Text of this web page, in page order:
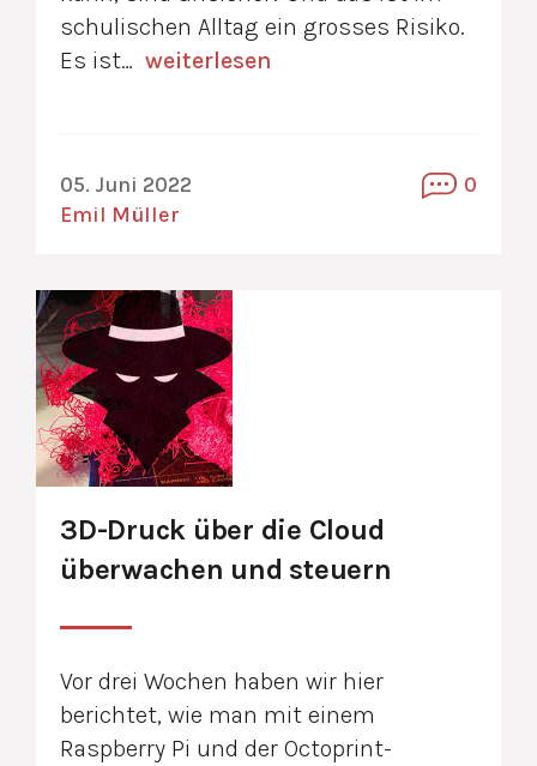
schulischen Alltag ein grosses Risiko.
Es ist… weiterlesen
05. Juni 2022
Emil Müller
0
3D-Druck über die Cloud
überwachen und steuern
Vor drei Wochen haben wir hier
berichtet, wie man mit einem
Raspberry Pi und der Octoprint-